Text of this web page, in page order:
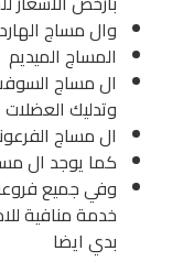
وال مساج الهارد
المساج الميديم
ال مساج
وتدليك العضلات
ال مساج
كما يوجد ال
وفي جميع
خدمة منافية
بدي ايضا